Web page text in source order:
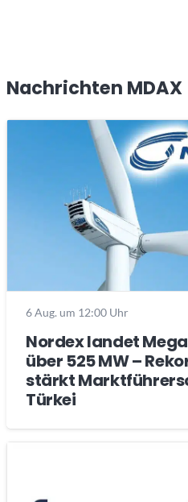
Nachrichten MDAX
6 Aug. um 12:00 Uhr
Nordex landet
über 525 MW –
stärkt
Türkei